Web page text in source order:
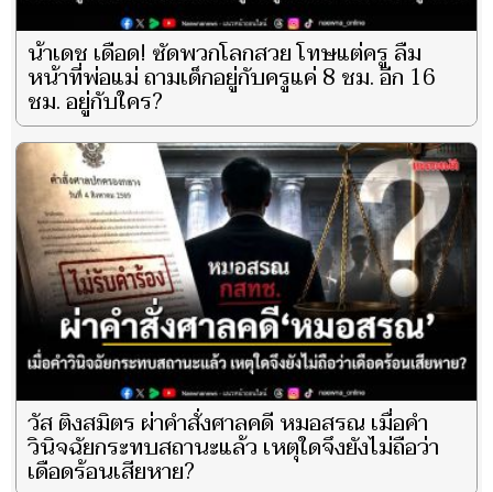
น้าเดช เดือด! ซัดพวกโลกสวย โทษแต่ครู ลืม
หน้าที่พ่อแม่ ถามเด็กอยู่กับครูแค่ 8 ชม. อีก 16
ชม. อยู่กับใคร?
วัส ติงสมิตร ผ่าคำสั่งศาลคดี หมอสรณ เมื่อคำ
วินิจฉัยกระทบสถานะแล้ว เหตุใดจึงยังไม่ถือว่า
เดือดร้อนเสียหาย?